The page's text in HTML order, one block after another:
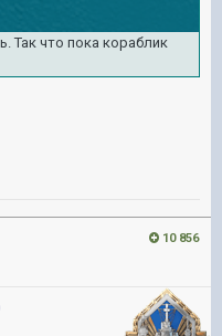
Так что пока кораблик
10 856